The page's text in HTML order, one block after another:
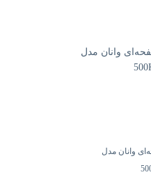
وانان مدل